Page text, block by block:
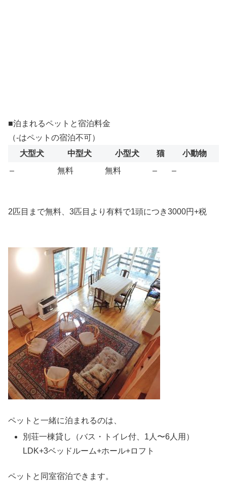
■泊まれるペットと宿泊料金
（-はペットの宿泊不可）
大型犬
中型犬 小型犬 猫
小動物
–
無料 無料 – –
2匹目まで無料、3匹目より有料で1頭につき3000円+税
ペットと一緒に泊まれるのは、
別荘一棟貸し（バス・トイレ付、1人〜6人用）
LDK+3ベッドルーム+ホール+ロフト
ペットと同室宿泊できます。